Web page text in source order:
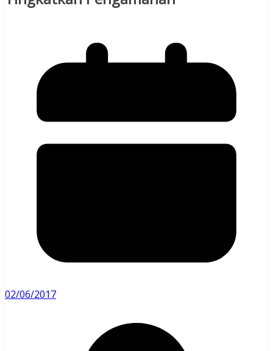
02/06/2017